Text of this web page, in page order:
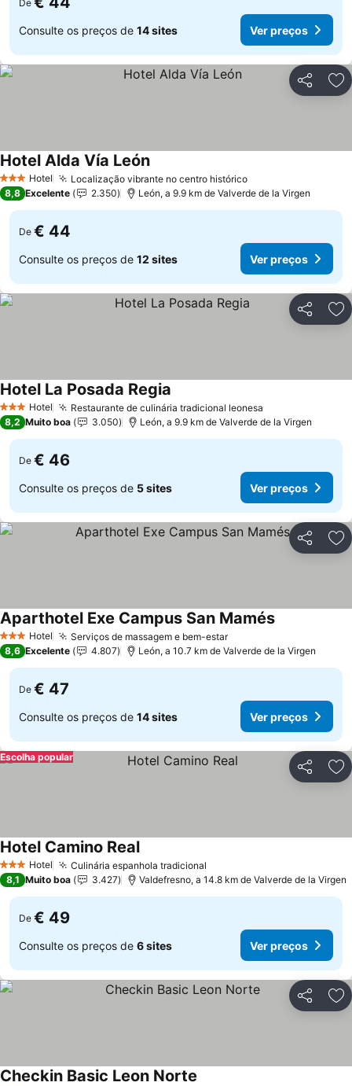
De
Consulte os preços de 14 sites Ver preços
Partilhar
3 EstrelasHotel Localização vibrante no centro histórico
Hotel Alda Vía León
8,8 Excelente 2.350 León, a 9.9 km de Valverde de la Virgen
De € 44
Consulte os preços de 12 sites Ver preços
Partilhar
3 EstrelasHotel Restaurante de culinária tradicional leonesa
Hotel La Posada Regia
8,2 Muito boa 3.050 León, a 9.9 km de Valverde de la Virgen
De € 46
Consulte os preços de 5 sites Ver preços
Partilhar
3 EstrelasHotel Serviços de massagem e bem-estar
Aparthotel Exe Campus San Mamés
8,6 Excelente 4.807 León, a 10.7 km de Valverde de la Virgen
De € 47
Consulte os preços de 14 sites Ver preços
Partilhar
Escolha popular
3 EstrelasHotel Culinária espanhola tradicional
Hotel Camino Real
8,1 Muito boa 3.427 Valdefresno, a 14.8 km de Valverde de la Virgen
De € 49
Consulte os preços de 6 sites Ver preços
Partilhar
Checkin Basic Leon Norte